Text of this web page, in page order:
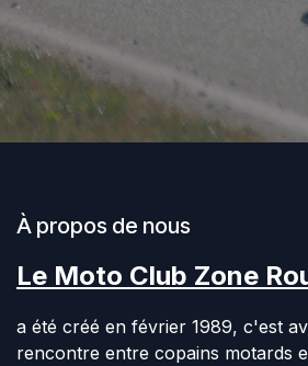
À propos de nous
Le Moto Club Zone
a été créé en février 1989, c'est
rencontre entre copains motards